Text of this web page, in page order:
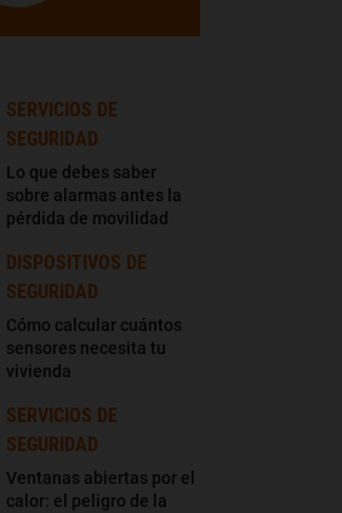
SERVICIOS DE
SEGURIDAD
Lo que debes saber
sobre alarmas antes la
pérdida de movilidad
DISPOSITIVOS DE
SEGURIDAD
Cómo calcular cuántos
sensores necesita tu
vivienda
SERVICIOS DE
SEGURIDAD
Ventanas abiertas por el
calor: el peligro de la